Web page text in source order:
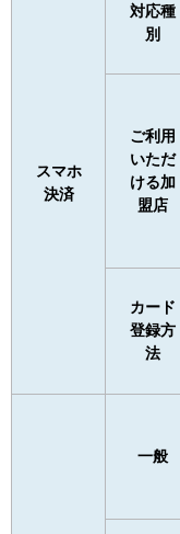
スマホ
決済
対応種
別
ご利用
いただ
ける加
盟店
カード
登録方
法
一般